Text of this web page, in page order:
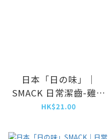
日本「日の味」｜
SMACK 日常潔齒-雞肉
味貓小食 30g (JSM-
HK$21.00